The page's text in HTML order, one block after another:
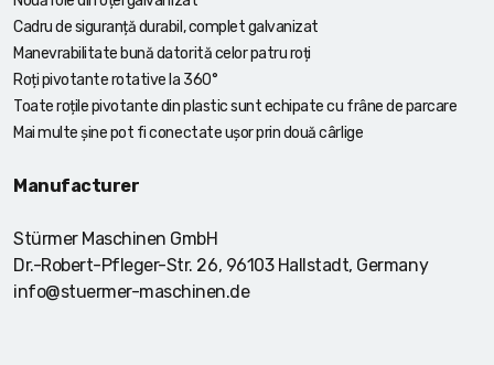
Cadru de siguranță durabil, complet galvanizat
Manevrabilitate bună datorită celor patru roți
Roți pivotante rotative la 360°
Toate roțile pivotante din plastic sunt echipate cu frâne de parcare
Mai multe șine pot fi conectate ușor prin două cârlige
Manufacturer
Stürmer Maschinen GmbH
Dr.-Robert-Pfleger-Str. 26, 96103 Hallstadt, Germany
info@stuermer-maschinen.de